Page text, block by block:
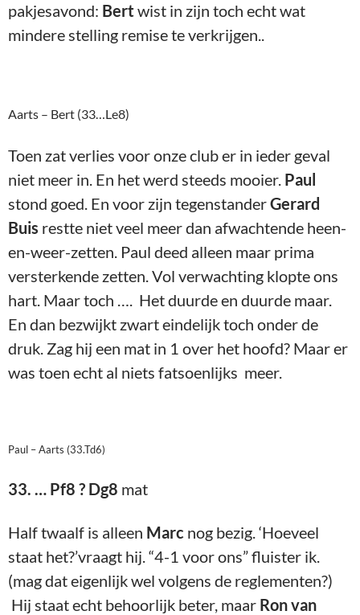
pakjesavond: Bert wist in zijn toch echt wat
mindere stelling remise te verkrijgen..
Aarts – Bert (33…Le8)
Toen zat verlies voor onze club er in ieder geval
niet meer in. En het werd steeds mooier. Paul
stond goed. En voor zijn tegenstanderGerard
Buis restte niet veel meer dan afwachtende heen-
en-weer-zetten. Paul deed alleen maar prima
versterkende zetten. Vol verwachting klopte ons
hart. Maar toch …. Het duurde en duurde maar.
En dan bezwijkt zwart eindelijk toch onder de
druk. Zag hij een mat in 1 over het hoofd? Maar er
was toen echt al niets fatsoenlijks meer.
Paul – Aarts (33.Td6)
33. … Pf8 ? Dg8 mat
Half twaalf is alleen Marc nog bezig. ‘Hoeveel
staat het?’vraagt hij. “4-1 voor ons” fluister ik.
(mag dat eigenlijk wel volgens de reglementen?)
Hij staat echt behoorlijk beter, maar Ron van